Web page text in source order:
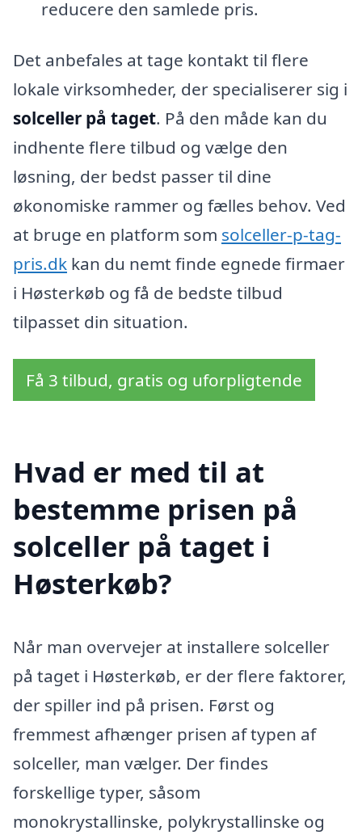
reducere den samlede pris.
Det anbefales at tage kontakt til flere
lokale virksomheder, der specialiserer sig i
solceller på taget. På den måde kan du
indhente flere tilbud og vælge den
løsning, der bedst passer til dine
økonomiske rammer og fælles behov. Ved
at bruge en platform som solceller-p-tag-
pris.dk kan du nemt finde egnede firmaer
i Høsterkøb og få de bedste tilbud
tilpasset din situation.
Få 3 tilbud, gratis og uforpligtende
Hvad er med til at
bestemme prisen på
solceller på taget i
Høsterkøb?
Når man overvejer at installere solceller
på taget i Høsterkøb, er der flere faktorer,
der spiller ind på prisen. Først og
fremmest afhænger prisen af typen af
solceller, man vælger. Der findes
forskellige typer, såsom
monokrystallinske, polykrystallinske og